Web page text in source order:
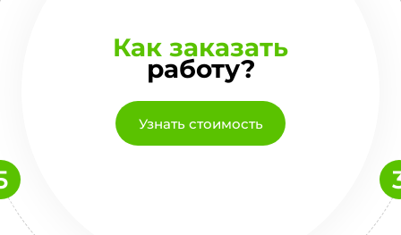
Как заказать
работу?
Узнать стоимость